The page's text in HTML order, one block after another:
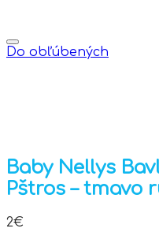
Do obľúbených
Baby Nellys
Pštros – tmavo
2€